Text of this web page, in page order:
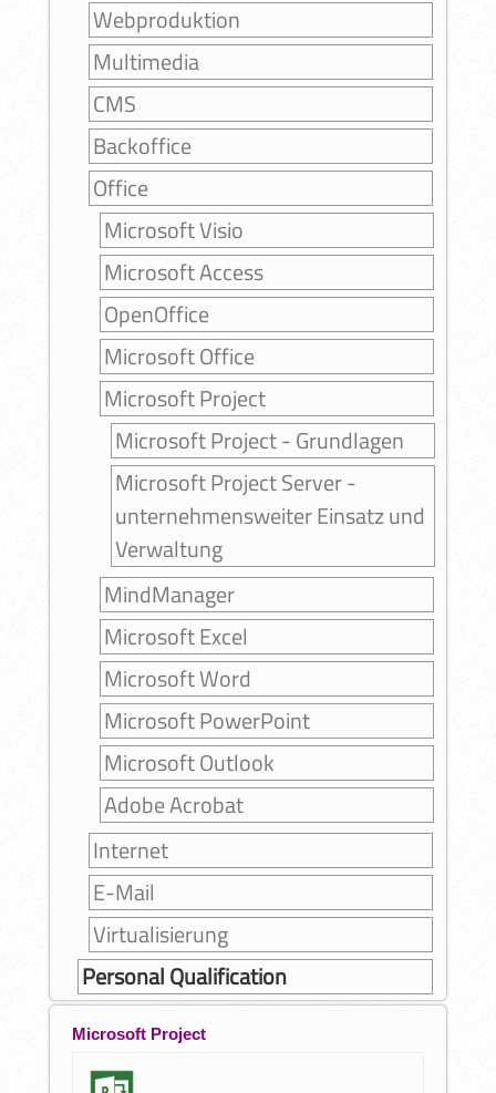
Webproduktion
Multimedia
CMS
Backoffice
Office
Microsoft Visio
Microsoft Access
OpenOffice
Microsoft Office
Microsoft Project
Microsoft Project - Grundlagen
Microsoft Project Server -
unternehmensweiter Einsatz und
Verwaltung
MindManager
Microsoft Excel
Microsoft Word
Microsoft PowerPoint
Microsoft Outlook
Adobe Acrobat
Internet
E-Mail
Virtualisierung
Personal Qualification
Microsoft Project